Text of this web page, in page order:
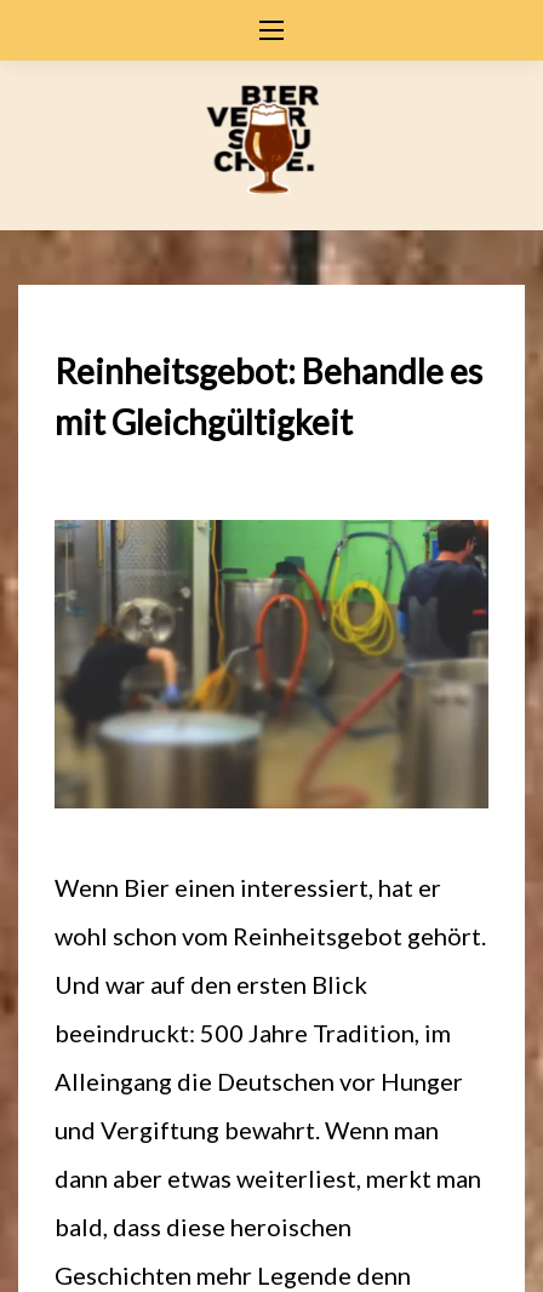
to
Reinheitsgebot: Behandle es
mit Gleichgültigkeit
Wenn Bier einen interessiert, hat er
wohl schon vom Reinheitsgebot gehört.
Und war auf den ersten Blick
beeindruckt: 500 Jahre Tradition, im
Alleingang die Deutschen vor Hunger
und Vergiftung bewahrt. Wenn man
dann aber etwas weiterliest, merkt man
bald, dass diese heroischen
Geschichten mehr Legende denn